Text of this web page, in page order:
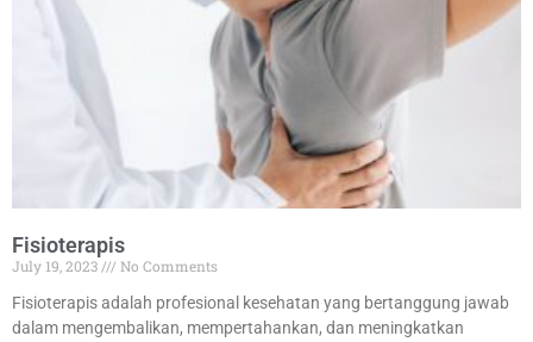
Fisioterapis
July 19, 2023
No Comments
Fisioterapis adalah profesional kesehatan yang bertanggung jawab
dalam mengembalikan, mempertahankan, dan meningkatkan